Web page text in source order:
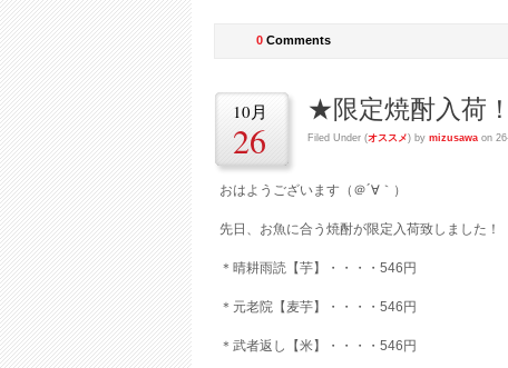
0 Comments
10月
26
★限定焼酎入荷
Filed Under (オススメ) by mizusawa on
おはようございます（＠´∀｀）
先日、お魚に合う焼酎が限定入荷致しました！
＊晴耕雨読【芋】・・・・546円
＊元老院【麦芋】・・・・546円
＊武者返し【米】・・・・546円